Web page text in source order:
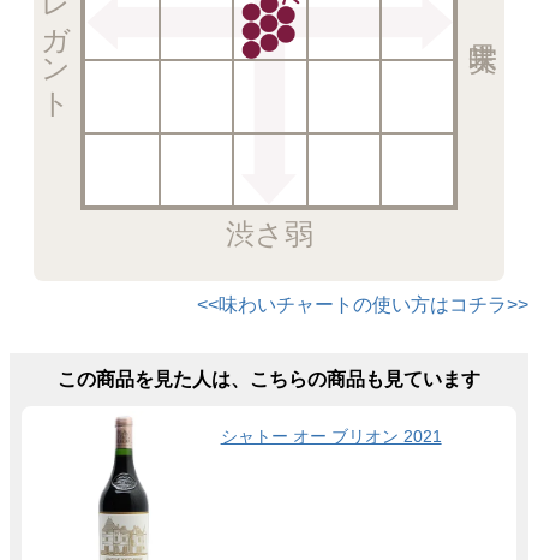
渋さ弱
<<味わいチャートの使い方はコチラ>>
この商品を見た人は、こちらの商品も見ています
シャトー オー ブリオン 2021